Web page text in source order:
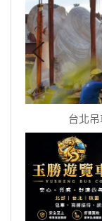
台北